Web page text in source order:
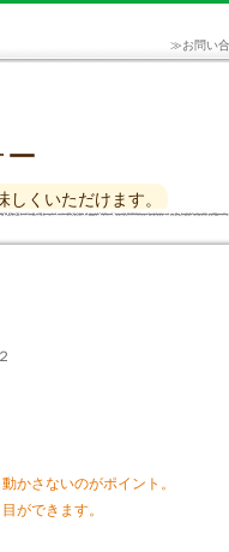
≫お問い
くいただけます。
かさないのがポイント。
ができます。